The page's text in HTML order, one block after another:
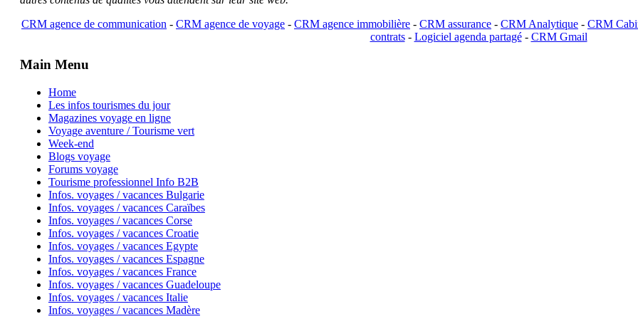
CRM agence de communication - CRM agence de voyage - CRM agence immobilière - CRM assurance - CRM Analytique - CRM
contrats- Logiciel agenda partagé- CRM Gmail
Main Menu
Home
Les infos tourismes du jour
Magazines voyage en ligne
Voyage aventure / Tourisme vert
Week-end
Blogs voyage
Forums voyage
Tourisme professionnel Info B2B
Infos. voyages / vacances Bulgarie
Infos. voyages / vacances Caraïbes
Infos. voyages / vacances Corse
Infos. voyages / vacances Croatie
Infos. voyages / vacances Egypte
Infos. voyages / vacances Espagne
Infos. voyages / vacances France
Infos. voyages / vacances Guadeloupe
Infos. voyages / vacances Italie
Infos. voyages / vacances Madère